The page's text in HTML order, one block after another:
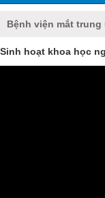
Bệnh viện mắt
Sinh hoạt khoa học